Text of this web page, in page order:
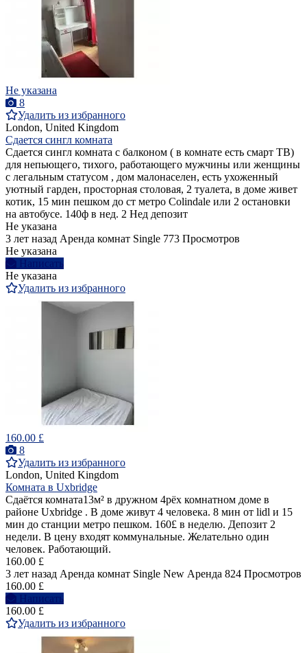
Не указана
8
Удалить из избранного
London, United Kingdom
Сдается сингл комната
Сдается сингл комната с балконом ( в комнате есть смарт ТВ)
для непьющего, тихого, работающего мужчины или женщины
с легальным статусом , дом малонаселен, есть ухоженный
уютный гарден, просторная столовая, 2 туалета, в доме живет
котик, 15 мин пешком до ст метро Colindale или 2 остановки
на автобусе. 140ф в нед. 2 Нед депозит
Не указана
3 лет назад Аренда комнат Single 773 Просмотров
Не указана
Написать
Не указана
Удалить из избранного
160.00 £
8
Удалить из избранного
London, United Kingdom
Комната в Uxbridge
Сдаётся комната13м² в дружном 4рёх комнатном доме в
районе Uxbridge . В доме живут 4 человека. 8 мин от lidl и 15
мин до станции метро пешком. 160£ в неделю. Депозит 2
недели. В цену входят коммунальные. Желательно один
человек. Работающий.
160.00 £
3 лет назад Аренда комнат Single New Аренда 824 Просмотров
160.00 £
Написать
160.00 £
Удалить из избранного